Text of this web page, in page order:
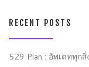
RECENT POSTS
529 Plan : อัพเดททุก